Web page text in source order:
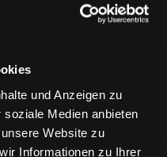
und Anzeigen zu
Medien anbieten
Website zu
Informationen zu Ihrer